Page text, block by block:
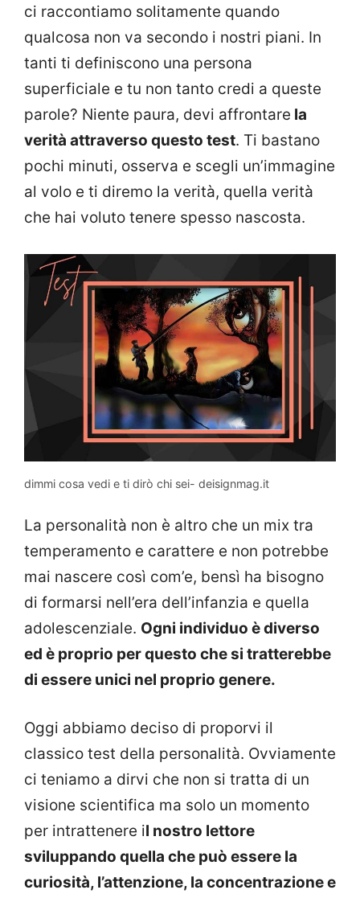
ci raccontiamo solitamente quando
qualcosa non va secondo i nostri piani. In
tanti ti definiscono una persona
superficiale e tu non tanto credi a queste
parole? Niente paura, devi affrontare la
verità attraverso questo test. Ti bastano
pochi minuti, osserva e scegli un’immagine
al volo e ti diremo la verità, quella verità
che hai voluto tenere spesso nascosta.
dimmi cosa vedi e ti dirò chi sei- deisignmag.it
La personalità non è altro che un mix tra
temperamento e carattere e non potrebbe
mai nascere così com’e, bensì ha bisogno
di formarsi nell’era dell’infanzia e quella
adolescenziale. Ogni individuo è diverso
ed è proprio per questo che si tratterebbe
di essere unici nel proprio genere.
Oggi abbiamo deciso di proporvi il
classico test della personalità. Ovviamente
ci teniamo a dirvi che non si tratta di un
visione scientifica ma solo un momento
per intrattenere il nostro lettore
sviluppando quella che può essere la
curiosità, l’attenzione, la concentrazione e